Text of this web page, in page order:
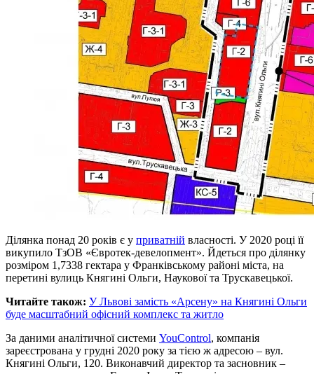
Ділянка понад 20 років є у приватній власності. У 2020 році її
викупило ТзОВ «Євротек-девелопмент». Йдеться про ділянку
розміром 1,7338 гектара у Франківському районі міста, на
перетині вулиць Княгині Ольги, Наукової та Трускавецької.
Читайте також: У Львові замість «Арсену» на Княгині Ольги
буде масштабний офісний комплекс та житло
За даними аналітичної системи YouControl, компанія
зареєстрована у грудні 2020 року за тією ж адресою – вул.
Княгині Ольги, 120. Виконавчий директор та засновник –